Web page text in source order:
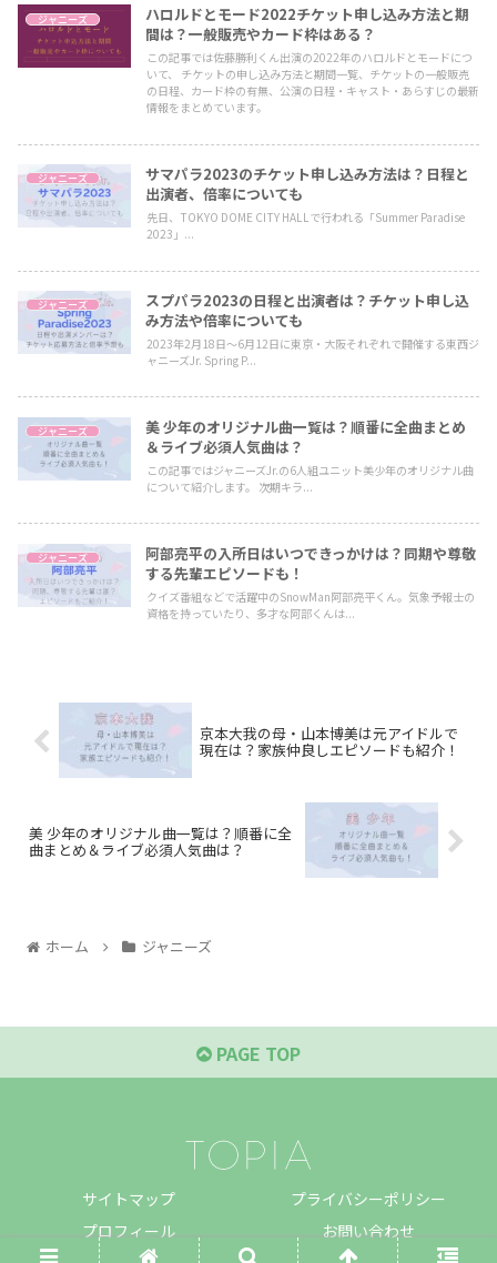
ジャニーズ
ハロルドとモード2022チケット申し込み方法と期
間は？一般販売やカード枠はある？
この記事では佐藤勝利くん出演の2022年のハロルドとモードにつ
いて、 チケットの申し込み方法と期間一覧、チケットの一般販売
の日程、カード枠の有無、公演の日程・キャスト・あらすじの最新
情報をまとめています。
ジャニーズ
サマパラ2023のチケット申し込み方法は？日程と
出演者、倍率についても
先日、TOKYO DOME CITY HALLで行われる「Summer Paradise
2023」...
ジャニーズ
スプパラ2023の日程と出演者は？チケット申し込
み方法や倍率についても
2023年2月18日〜6月12日に東京・大阪それぞれで開催する東西ジ
ャニーズJr. Spring P...
ジャニーズ
美 少年のオリジナル曲一覧は？順番に全曲まとめ
＆ライブ必須人気曲は？
この記事ではジャニーズJr.の6人組ユニット美少年のオリジナル曲
について紹介します。 次期キラ...
ジャニーズ
阿部亮平の入所日はいつできっかけは？同期や尊敬
する先輩エピソードも！
クイズ番組などで活躍中のSnowMan阿部亮平くん。気象予報士の
資格を持っていたり、多才な阿部くんは...
京本大我の母・山本博美は元アイドルで
現在は？家族仲良しエピソードも紹介！
美 少年のオリジナル曲一覧は？順番に全
曲まとめ＆ライブ必須人気曲は？
ホーム ジャニーズ
PAGE TOP
サイトマップ
プライバシーポリシー
プロフィール
お問い合わせ